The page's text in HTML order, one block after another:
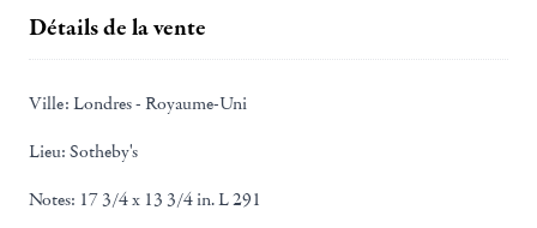
Détails de la vente
Ville: Londres - Royaume-Uni
Lieu: Sotheby's
Notes: 17 3/4 x 13 3/4 in. L 291